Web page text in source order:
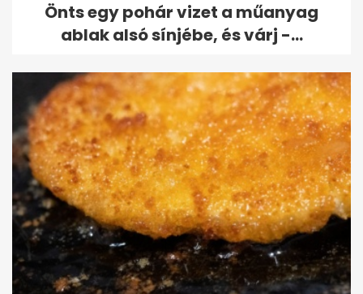
Önts egy pohár vizet a műanyag
ablak alsó sínjébe, és várj -...